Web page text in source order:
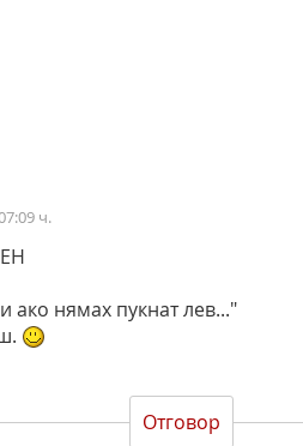
ч.
нямах пукнат лев..."
Отговор